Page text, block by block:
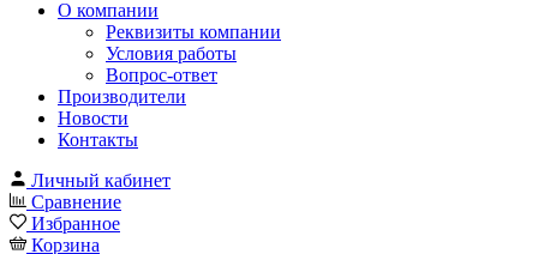
О компании
Реквизиты компании
Условия работы
Вопрос-ответ
Производители
Новости
Контакты
Личный кабинет
Сравнение
Избранное
Корзина